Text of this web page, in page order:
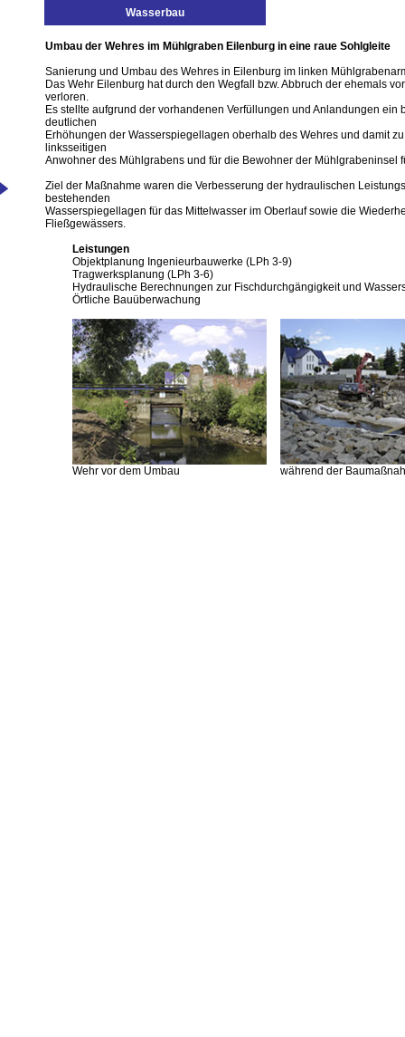
Wasserbau
Umbau der Wehres im Mühlgraben Eilenburg in eine raue Sohlgleite
Sanierung und Umbau des Wehres in Eilenburg im linken
Das Wehr Eilenburg hat durch den Wegfall bzw. Abbruch der ehemals
verloren.
Es stellte aufgrund der vorhandenen Verfüllungen und Anlandungen
deutlichen
Erhöhungen der Wasserspiegellagen oberhalb des Wehres und damit
linksseitigen
Anwohner des Mühlgrabens und für die Bewohner der Mühlgrabeninsel
Ziel der Maßnahme waren die Verbesserung der hydraulischen
bestehenden
Wasserspiegellagen für das Mittelwasser im Oberlauf sowie die
Fließgewässers.
Leistungen
Objektplanung Ingenieurbauwerke (LPh 3-9)
Tragwerksplanung (LPh 3-6)
Hydraulische Berechnungen zur Fischdurchgängigkeit und
Örtliche Bauüberwachung
Wehr vor dem Umbau während der